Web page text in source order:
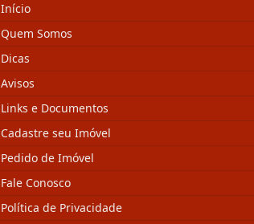
Início
Quem Somos
Dicas
Avisos
Links e Documentos
Cadastre seu Imóvel
Pedido de Imóvel
Fale Conosco
Política de Privacidade